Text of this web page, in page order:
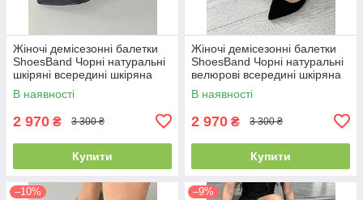
Жіночі демісезонні балетки
ShoesBand Чорні натуральні
шкіряні всередині шкіряна
підкладка 38 (24,5 см)
(S99261-1)
В наявності
2 970 ₴ 3 300 ₴
Купити
Жіночі демісезонні балетки
ShoesBand Чорні натуральні
велюрові всередині шкіряна
підкладка 36 (25,5 см)
(S99271)
В наявності
2 970 ₴ 3 300 ₴
Купити
–10% –9%